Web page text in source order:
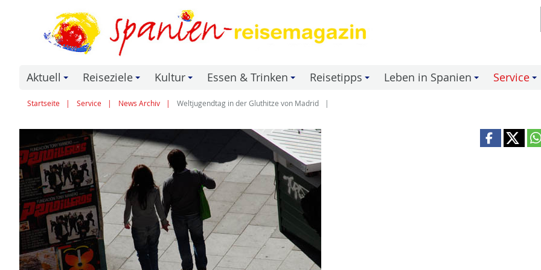
Aktuell Reiseziele Kultur Essen & Trinken Reisetipps Leben in Spanien Service
Startseite Service News Archiv Weltjugendtag in der Gluthitze von Madrid